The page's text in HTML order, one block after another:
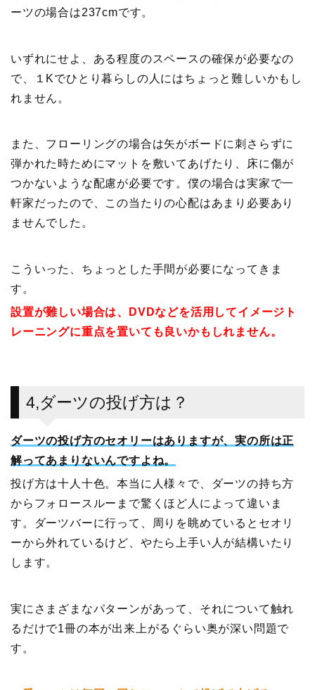
ーツの場合は237cmです。
いずれにせよ、ある程度のスペースの確保が必要なの
で、１Kでひとり暮らしの人にはちょっと難しいかもし
れません。
また、フローリングの場合は矢がボードに刺さらずに
弾かれた時ためにマットを敷いてあげたり、床に傷が
つかないような配慮が必要です。僕の場合は実家で一
軒家だったので、この当たりの心配はあまり必要あり
ませんでした。
こういった、ちょっとした手間が必要になってきま
す。
設置が難しい場合は、DVDなどを活用してイメージト
レーニングに重点を置いても良いかもしれません。
4,ダーツの投げ方は？
ダーツの投げ方のセオリーはありますが、実の所は正
解ってあまりないんですよね。
投げ方は十人十色。本当に人様々で、ダーツの持ち方
からフォロースルーまで驚くほど人によって違いま
す。ダーツバーに行って、周りを眺めているとセオリ
ーから外れているけど、やたら上手い人が結構いたり
します。
実にさまざまなパターンがあって、それについて触れ
るだけで1冊の本が出来上がるぐらい奥が深い問題で
す。